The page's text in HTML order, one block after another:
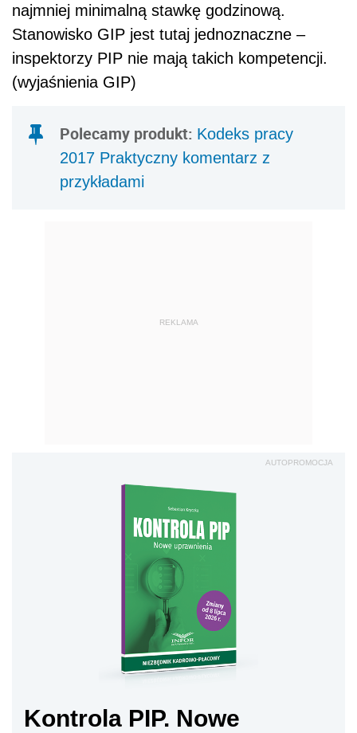
najmniej minimalną stawkę godzinową.
Stanowisko GIP jest tutaj jednoznaczne –
inspektorzy PIP nie mają takich kompetencji.
(wyjaśnienia GIP)
Polecamy produkt: Kodeks pracy
2017 Praktyczny komentarz z
przykładami
REKLAMA
AUTOPROMOCJA
Kontrola PIP. Nowe